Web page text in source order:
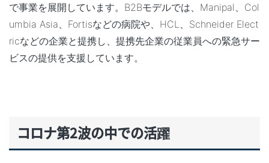
で事業を展開しています。B2Bモデルでは、Manipal、Col
umbia Asia、Fortisなどの病院や、HCL、Schneider Elect
ricなどの企業と提携し、提携先企業の従業員への緊急サー
ビスの提供を支援しています。
コロナ第2波の中での活躍